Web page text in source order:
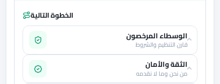
الخطوة التالية
الوسطاء المرخصون
قارن التنظيم والشروط
الثقة والأمان
من نحن وما لا نقدمه